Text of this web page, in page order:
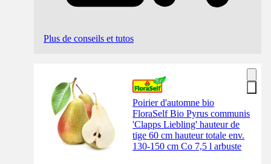
Plus de conseils et tutos
Poirier d'automne bio
FloraSelf Bio Pyrus communis
'Clapps Liebling' hauteur de
tige 60 cm hauteur totale env.
130-150 cm Co 7,5 l arbuste